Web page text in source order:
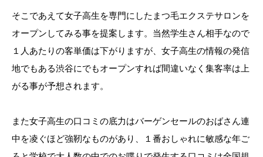
そこであえて女子高生を専門にしたまつ毛エクステサロンを
オープンしてみる事を提案します。当然学生さん相手なので
１人あたりの客単価は下がりますが、女子高生の情報の発信
地でもある渋谷にでもオープンすれば間違いなく集客率は上
がる事が予想されます。
また女子高生の口コミの底力はバーゲンセールのおばさん連
中を凌ぐほど強靭なものがあり、１番おしゃれに敏感な年ご